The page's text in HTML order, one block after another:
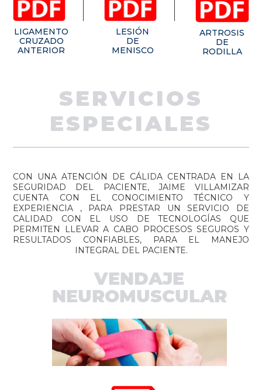
LIGAMENTO
CRUZADO
ANTERIOR
LESIÓN
DE
MENISCO
ARTROSIS
DE
RODILLA
SERVICIOS
ESPECIALES
CON UNA ATENCIÓN DE CÁLIDA CENTRADA EN LA
SEGURIDAD DEL PACIENTE, JAIME VILLAMIZAR
CUENTA CON EL CONOCIMIENTO TÉCNICO Y
EXPERIENCIA , PARA PRESTAR UN SERVICIO DE
CALIDAD CON EL USO DE TECNOLOGÍAS QUE
PERMITEN LLEVAR A CABO PROCESOS SEGUROS Y
RESULTADOS CONFIABLES, PARA EL MANEJO
INTEGRAL DEL PACIENTE.
VENDAJE
NEUROMUSCULAR